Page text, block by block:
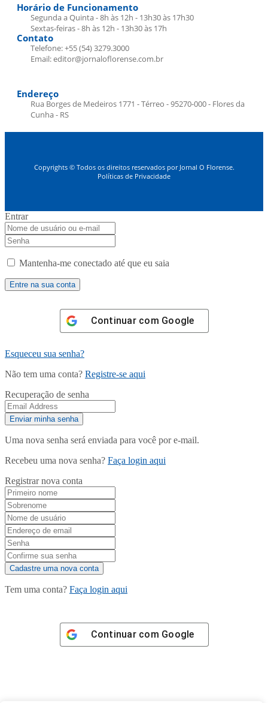
Horário de Funcionamento
Segunda a Quinta - 8h às 12h - 13h30 às 17h30
Sextas-feiras - 8h às 12h - 13h30 às 17h
Contato
Telefone: +55 (54) 3279.3000
Email: editor@jornaloflorense.com.br
Endereço
Rua Borges de Medeiros 1771 - Térreo - 95270-000 - Flores da
Cunha - RS
Copyrights © Todos os direitos reservados por Jornal O Florense.
Políticas de Privacidade
Entrar
Mantenha-me conectado até que eu saia
Continuar com Google
Esqueceu sua senha?
Não tem uma conta? Registre-se aqui
Recuperação de senha
Uma nova senha será enviada para você por e-mail.
Recebeu uma nova senha? Faça login aqui
Registrar nova conta
Tem uma conta? Faça login aqui
Continuar com Google